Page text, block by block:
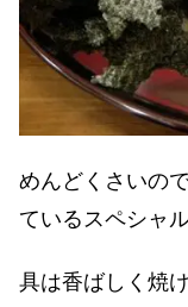
めんどくさいの
ているスペシャ
具は香ばしく焼